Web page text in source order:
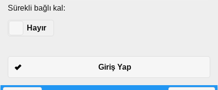
Sürekli bağlı kal:
Hayır
Giriş Yap